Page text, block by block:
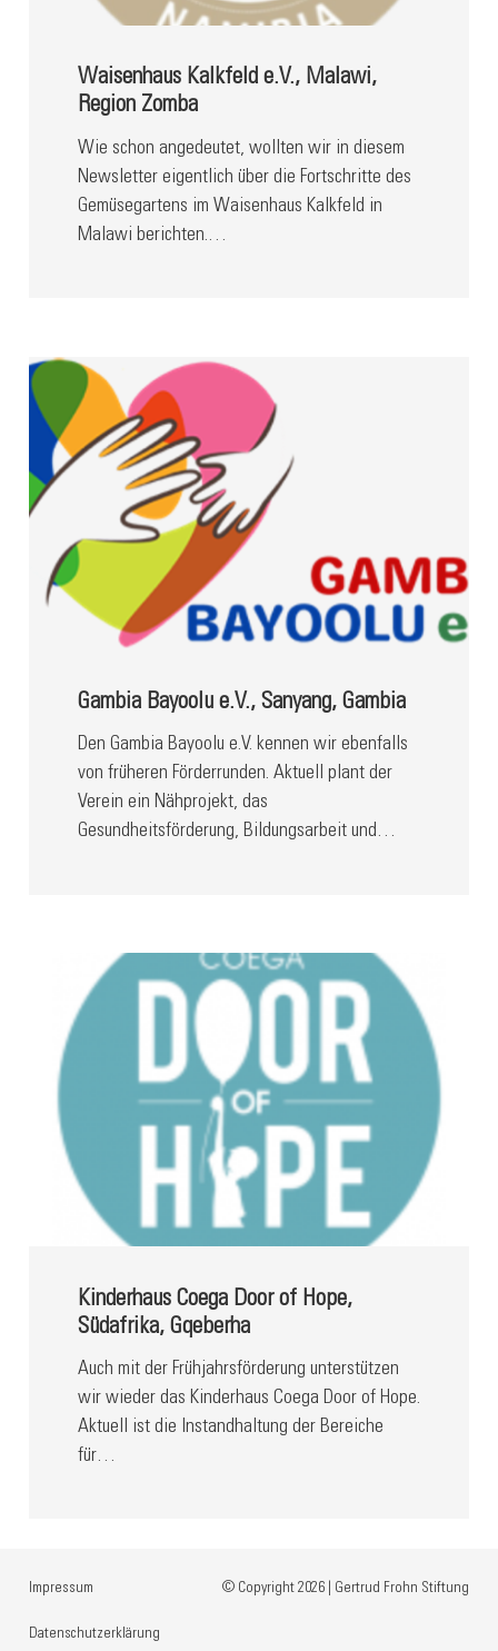
Waisenhaus Kalkfeld e.V., Malawi,
Region Zomba
Wie schon angedeutet, wollten wir in diesem
Newsletter eigentlich über die Fortschritte des
Gemüsegartens im Waisenhaus Kalkfeld in
Malawi berichten.…
Gambia Bayoolu e.V., Sanyang, Gambia
Den Gambia Bayoolu e.V. kennen wir ebenfalls
von früheren Förderrunden. Aktuell plant der
Verein ein Nähprojekt, das
Gesundheitsförderung, Bildungsarbeit und…
Kinderhaus Coega Door of Hope,
Südafrika, Gqeberha
Auch mit der Frühjahrsförderung unterstützen
wir wieder das Kinderhaus Coega Door of Hope.
Aktuell ist die Instandhaltung der Bereiche
für…
Impressum
Datenschutzerklärung
© Copyright 2026 | Gertrud Frohn Stiftung